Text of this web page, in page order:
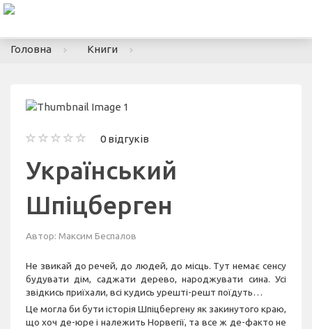
Головна
Книги
0 відгуків
Український
Шпіцберген
Автор: Максим Беспалов
Не звикай до речей, до людей, до місць. Тут немає сенсу
будувати дім, саджати дерево, народжувати сина. Усі
звідкись приїхали, всі кудись урешті-решт поїдуть…
Це могла би бути історія Шпіцбергену як закинутого краю,
що хоч де-юре і належить Норвегії, та все ж де-факто не